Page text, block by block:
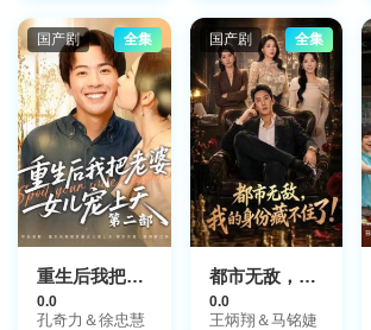
国产剧 全集
重生后我把老婆女儿宠上天第2部
0.0
孔奇力＆徐忠慧
国产剧 全集
都市无敌，我的身份藏不住了
0.0
王炳翔＆马铭婕